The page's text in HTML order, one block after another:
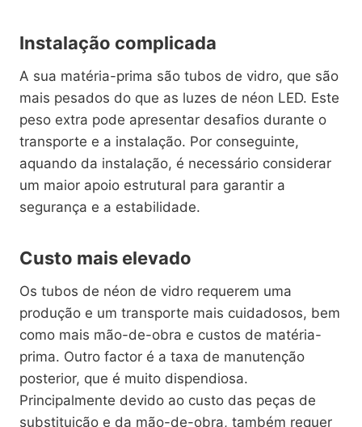
Instalação complicada
A sua matéria-prima são tubos de vidro, que são
mais pesados do que as luzes de néon LED. Este
peso extra pode apresentar desafios durante o
transporte e a instalação. Por conseguinte,
aquando da instalação, é necessário considerar
um maior apoio estrutural para garantir a
segurança e a estabilidade.
Custo mais elevado
Os tubos de néon de vidro requerem uma
produção e um transporte mais cuidadosos, bem
como mais mão-de-obra e custos de matéria-
prima. Outro factor é a taxa de manutenção
posterior, que é muito dispendiosa.
Principalmente devido ao custo das peças de
substituição e da mão-de-obra, também requer